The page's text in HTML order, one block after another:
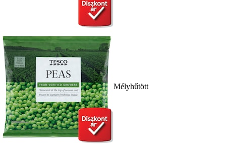
Mélyhűtött